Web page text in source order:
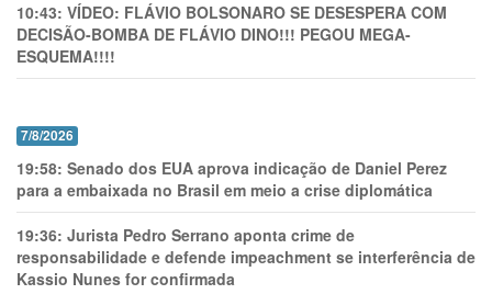
10:43: VÍDEO: FLÁVIO BOLSONARO SE DESESPERA COM
DECISÃO-BOMBA DE FLÁVIO DINO!!! PEGOU MEGA-
ESQUEMA!!!!
7/8/2026
19:58: Senado dos EUA aprova indicação de Daniel Perez
para a embaixada no Brasil em meio a crise diplomática
19:36: Jurista Pedro Serrano aponta crime de
responsabilidade e defende impeachment se interferência de
Kassio Nunes for confirmada